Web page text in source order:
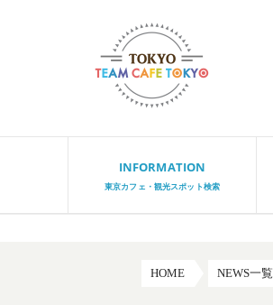
INFORMATION
東京カフェ・観光スポット検索
HOME NEWS一覧